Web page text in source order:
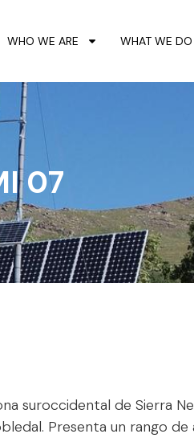
WHO WE ARE WHAT WE DO
07
suroccidental de Sierra
Presenta un rango